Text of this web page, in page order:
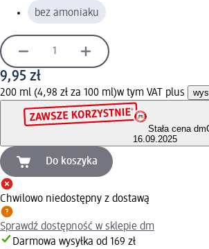
bez amoniaku
9,95 zł
200 ml (4,98 zł za 100 ml)w tym VAT plus
Stała cena dm
16.09.2025
Do koszyka
Chwilowo niedostępny z dostawą
Sprawdź dostępność w sklepie dm
Darmowa wysyłka od 169 zł